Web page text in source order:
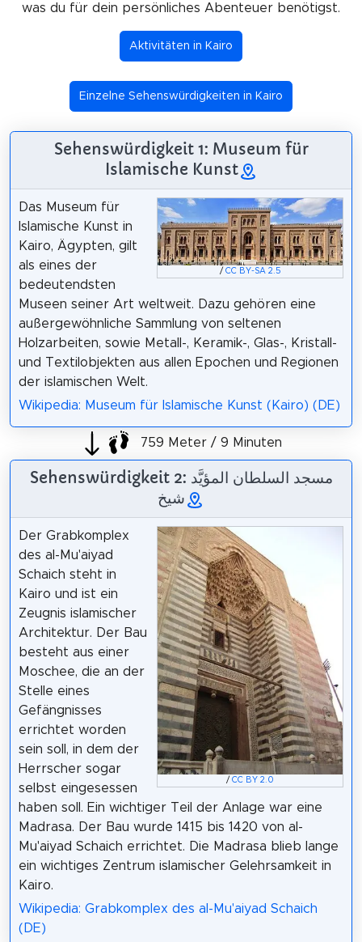
was du für dein persönliches Abenteuer benötigst.
Aktivitäten in Kairo
Einzelne Sehenswürdigkeiten in Kairo
Sehenswürdigkeit 1: Museum für
Islamische Kunst
/ CC BY-SA 2.5
Das Museum für
Islamische Kunst in
Kairo, Ägypten, gilt
als eines der
bedeutendsten
Museen seiner Art weltweit. Dazu gehören eine
außergewöhnliche Sammlung von seltenen
Holzarbeiten, sowie Metall-, Keramik-, Glas-, Kristall-
und Textilobjekten aus allen Epochen und Regionen
der islamischen Welt.
Wikipedia: Museum für Islamische Kunst (Kairo) (DE)
759 Meter / 9 Minuten
Sehenswürdigkeit 2: مسجد السلطان المؤيَّد
شيخ
/CC BY 2.0
Der Grabkomplex
des al-Mu'aiyad
Schaich steht in
Kairo und ist ein
Zeugnis islamischer
Architektur. Der Bau
besteht aus einer
Moschee, die an der
Stelle eines
Gefängnisses
errichtet worden
sein soll, in dem der
Herrscher sogar
selbst eingesessen
haben soll. Ein wichtiger Teil der Anlage war eine
Madrasa. Der Bau wurde 1415 bis 1420 von al-
Mu'aiyad Schaich errichtet. Die Madrasa blieb lange
ein wichtiges Zentrum islamischer Gelehrsamkeit in
Kairo.
Wikipedia: Grabkomplex des al-Mu'aiyad Schaich
(DE)